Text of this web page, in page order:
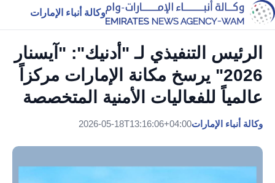
وكالة أنباء الإمارات
الرئيس التنفيذي لـ "أدنيك": "آيسنار
2026" يرسخ مكانة الإمارات مركزاً
عالمياً للفعاليات الأمنية المتخصصة
وكالة أنباء الإمارات2026-05-18T13:16:06+04:00